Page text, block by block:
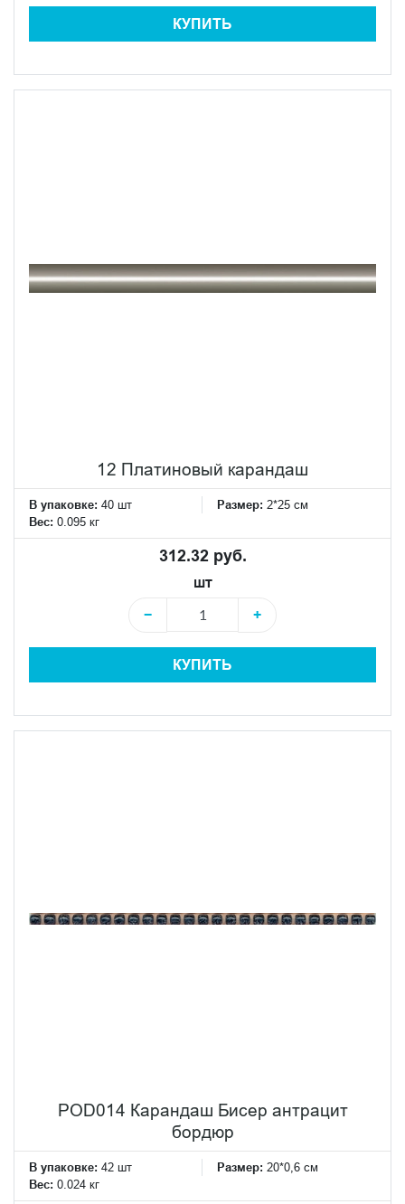
КУПИТЬ
12 Платиновый карандаш
В упаковке: 40 шт Размер: 2*25 см
Вес: 0.095 кг
312.32 руб.
шт
−
+
КУПИТЬ
POD014 Карандаш Бисер антрацит
бордюр
В упаковке: 42 шт Размер: 20*0,6 см
Вес: 0.024 кг